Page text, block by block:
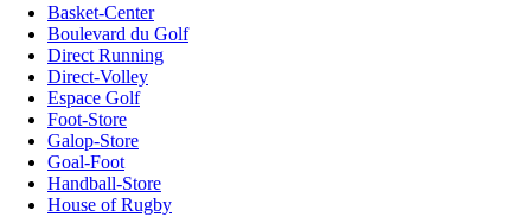
Basket-Center
Boulevard du Golf
Direct Running
Direct-Volley
Espace Golf
Foot-Store
Galop-Store
Goal-Foot
Handball-Store
House of Rugby